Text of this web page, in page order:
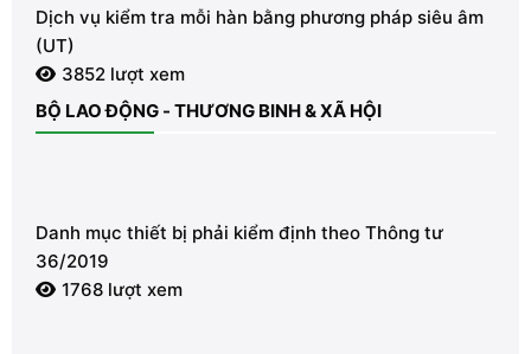
Dịch vụ kiểm tra mỗi hàn bằng phương pháp siêu âm
(UT)
3852 lượt xem
BỘ LAO ĐỘNG - THƯƠNG BINH & XÃ HỘI
Danh mục thiết bị phải kiểm định theo Thông tư
36/2019
1768 lượt xem